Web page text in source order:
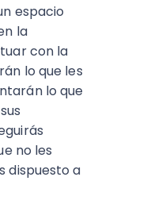
espacio
la
con la
lo que les
lo que
no les
dispuesto a